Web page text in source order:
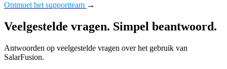
Ontmoet het supportteam →
Veelgestelde vragen. Simpel beantwoord.
Antwoorden op veelgestelde vragen over het gebruik van
SalarFusion.